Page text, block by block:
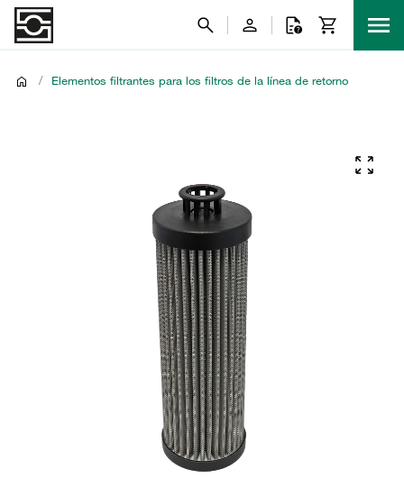
/ Elementos filtrantes para los filtros de la línea de retorno